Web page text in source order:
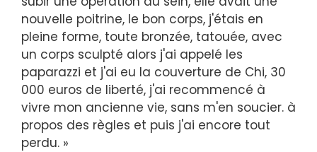
nouvelle poitrine, le bon corps, j'étais en
pleine forme, toute bronzée, tatouée, avec
un corps sculpté alors j'ai appelé les
paparazzi et j'ai eu la couverture de Chi, 30
000 euros de liberté, j'ai recommencé à
vivre mon ancienne vie, sans m'en soucier. à
propos des règles et puis j'ai encore tout
perdu. »